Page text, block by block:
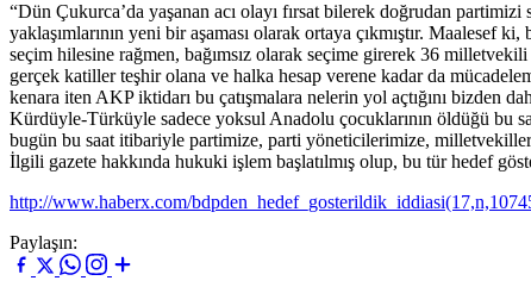
“Dün Çukurca’da yaşanan acı olayı fırsat bilerek doğrudan
yaklaşımlarının yeni bir aşaması olarak ortaya çıkmıştır.
seçim hilesine rağmen, bağımsız olarak seçime girerek 36
gerçek katiller teşhir olana ve halka hesap verene kadar da
kenara iten AKP iktidarı bu çatışmalara nelerin yol açtığını bizden
Kürdüyle-Türküyle sadece yoksul Anadolu çocuklarının öldüğü bu
bugün bu saat itibariyle partimize, parti yöneticilerimize,
İlgili gazete hakkında hukuki işlem başlatılmış olup, bu tür hedef
http://www.haberx.com/
Paylaşın: